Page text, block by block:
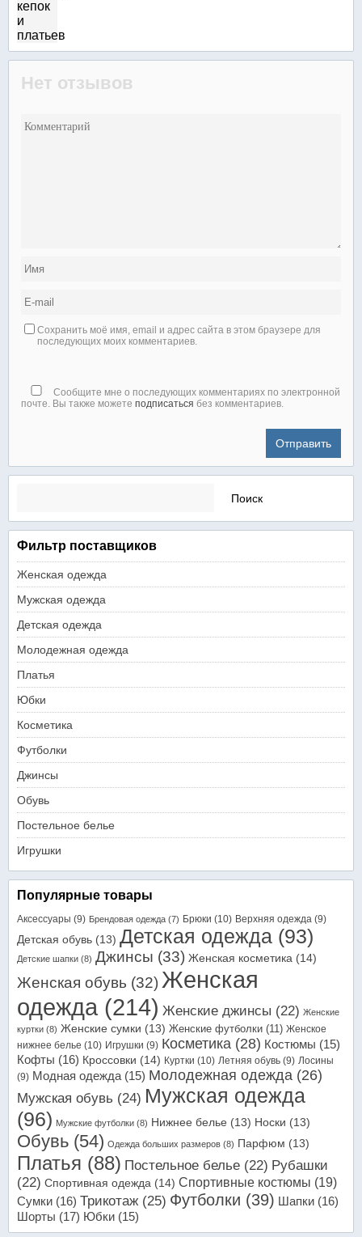
Нет отзывов
Сохранить моё имя, email и адрес сайта в этом браузере для
последующих моих комментариев.
Сообщите мне о последующих комментариях по электронной
почте. Вы также можете подписаться без комментариев.
Найти:
Фильтр поставщиков
Женская одежда
Мужская одежда
Детская одежда
Молодежная одежда
Платья
Юбки
Косметика
Футболки
Джинсы
Обувь
Постельное белье
Игрушки
Популярные товары
Аксессуары (9) Брендовая одежда (7) Брюки (10) Верхняя одежда (9)
Детская обувь (13) Детская одежда (93)
Детские шапки (8) Джинсы (33) Женская косметика (14)
Женская обувь (32) Женская
одежда (214) Женские джинсы (22) Женские
куртки (8) Женские сумки (13) Женские футболки (11) Женское
нижнее белье (10) Игрушки (9) Косметика (28) Костюмы (15)
Кофты (16) Кроссовки (14) Куртки (10) Летняя обувь (9) Лосины
(9) Модная одежда (15) Молодежная одежда (26)
Мужская обувь (24) Мужская одежда
(96) Мужские футболки (8) Нижнее белье (13) Носки (13)
Обувь (54) Одежда больших размеров (8) Парфюм (13)
Платья (88) Постельное белье (22) Рубашки
(22) Спортивная одежда (14) Спортивные костюмы (19)
Сумки (16) Трикотаж (25) Футболки (39) Шапки (16)
Шорты (17) Юбки (15)